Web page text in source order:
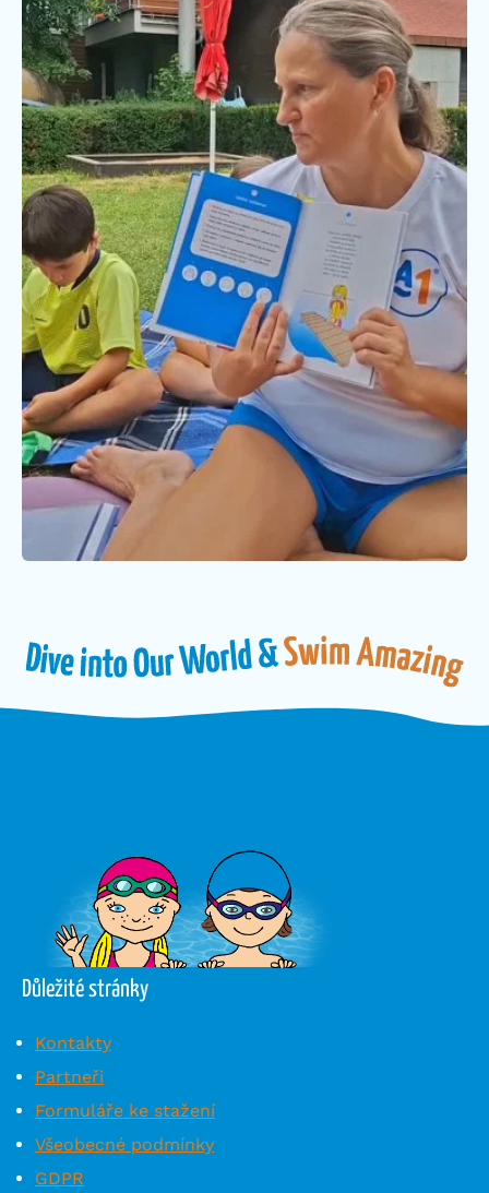
Důležité stránky
Kontakty
Partneři
Formuláře ke stažení
Všeobecné podmínky
GDPR